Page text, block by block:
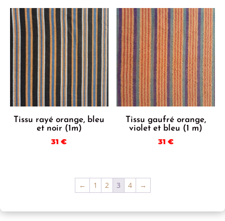
Tissu rayé orange, bleu
et noir (1m)
31€
Tissu gaufré orange,
violet et bleu (1 m)
31 €
← 1 2 3 4 →